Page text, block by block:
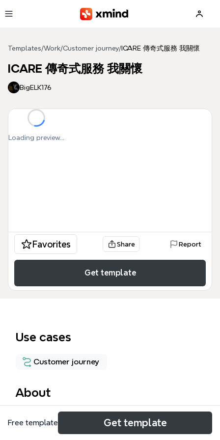
Templates/Work/Customer journey/ ICARE 傳奇式服務 我關懷
ICARE 傳奇式服務 我關懷
BigELK176
Loading preview...
Favorites Share Report
Get template
Use cases
Customer journey
About
《ICARE 傳奇式服務 我關懷》是一套基於同名書籍的
思維導圖模板，專為台灣服務業從業者設計，涵蓋 56
Free template Get template